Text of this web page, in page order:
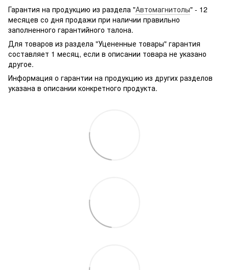
g361hhadsek/p3316040/#
Гарантия на продукцию из раздела "Автомагнитолы" - 12
месяцев со дня продажи при наличии правильно
заполненного гарантийного талона.
Для товаров из раздела "Уцененные товары" гарантия
составляет 1 месяц, если в описании товара не указано
другое.
Информация о гарантии на продукцию из других разделов
указана в описании конкретного продукта.